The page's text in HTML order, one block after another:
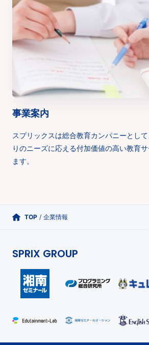
事業案内
スプリックスは総合教育カンパニーとし
りのニーズに応える付加価値の高い教育
ます。
TOP / 企業情報
SPRIX GROUP